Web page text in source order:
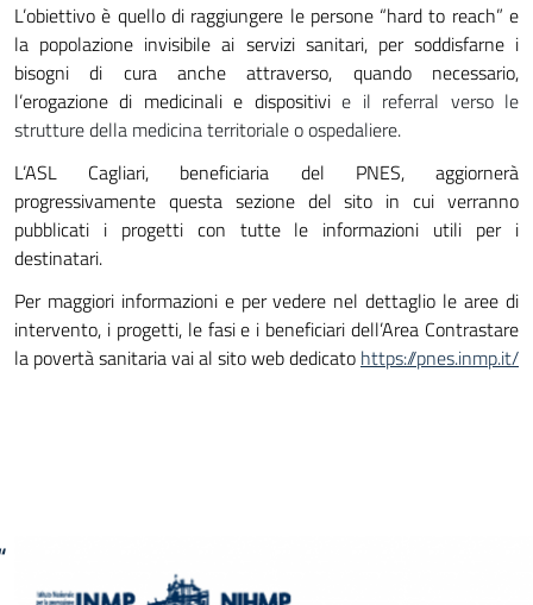
L’obiettivo è quello di raggiungere le persone “hard to reach” e
la popolazione invisibile ai servizi sanitari, per soddisfarne i
bisogni di cura anche attraverso, quando necessario,
l’erogazione di medicinali e dispositivie il referral verso le
strutture della medicina territoriale o ospedaliere.
L’ASL Cagliari, beneficiaria del PNES, aggiornerà
progressivamente questa sezione del sito in cui verranno
pubblicati i progetti con tutte le informazioni utili per i
destinatari.
Per maggiori informazioni e per vedere nel dettaglio le aree di
intervento, i progetti, le fasi e i beneficiari dell’Area Contrastare
la povertà sanitaria vai al sito web dedicato https://pnes.inmp.it/